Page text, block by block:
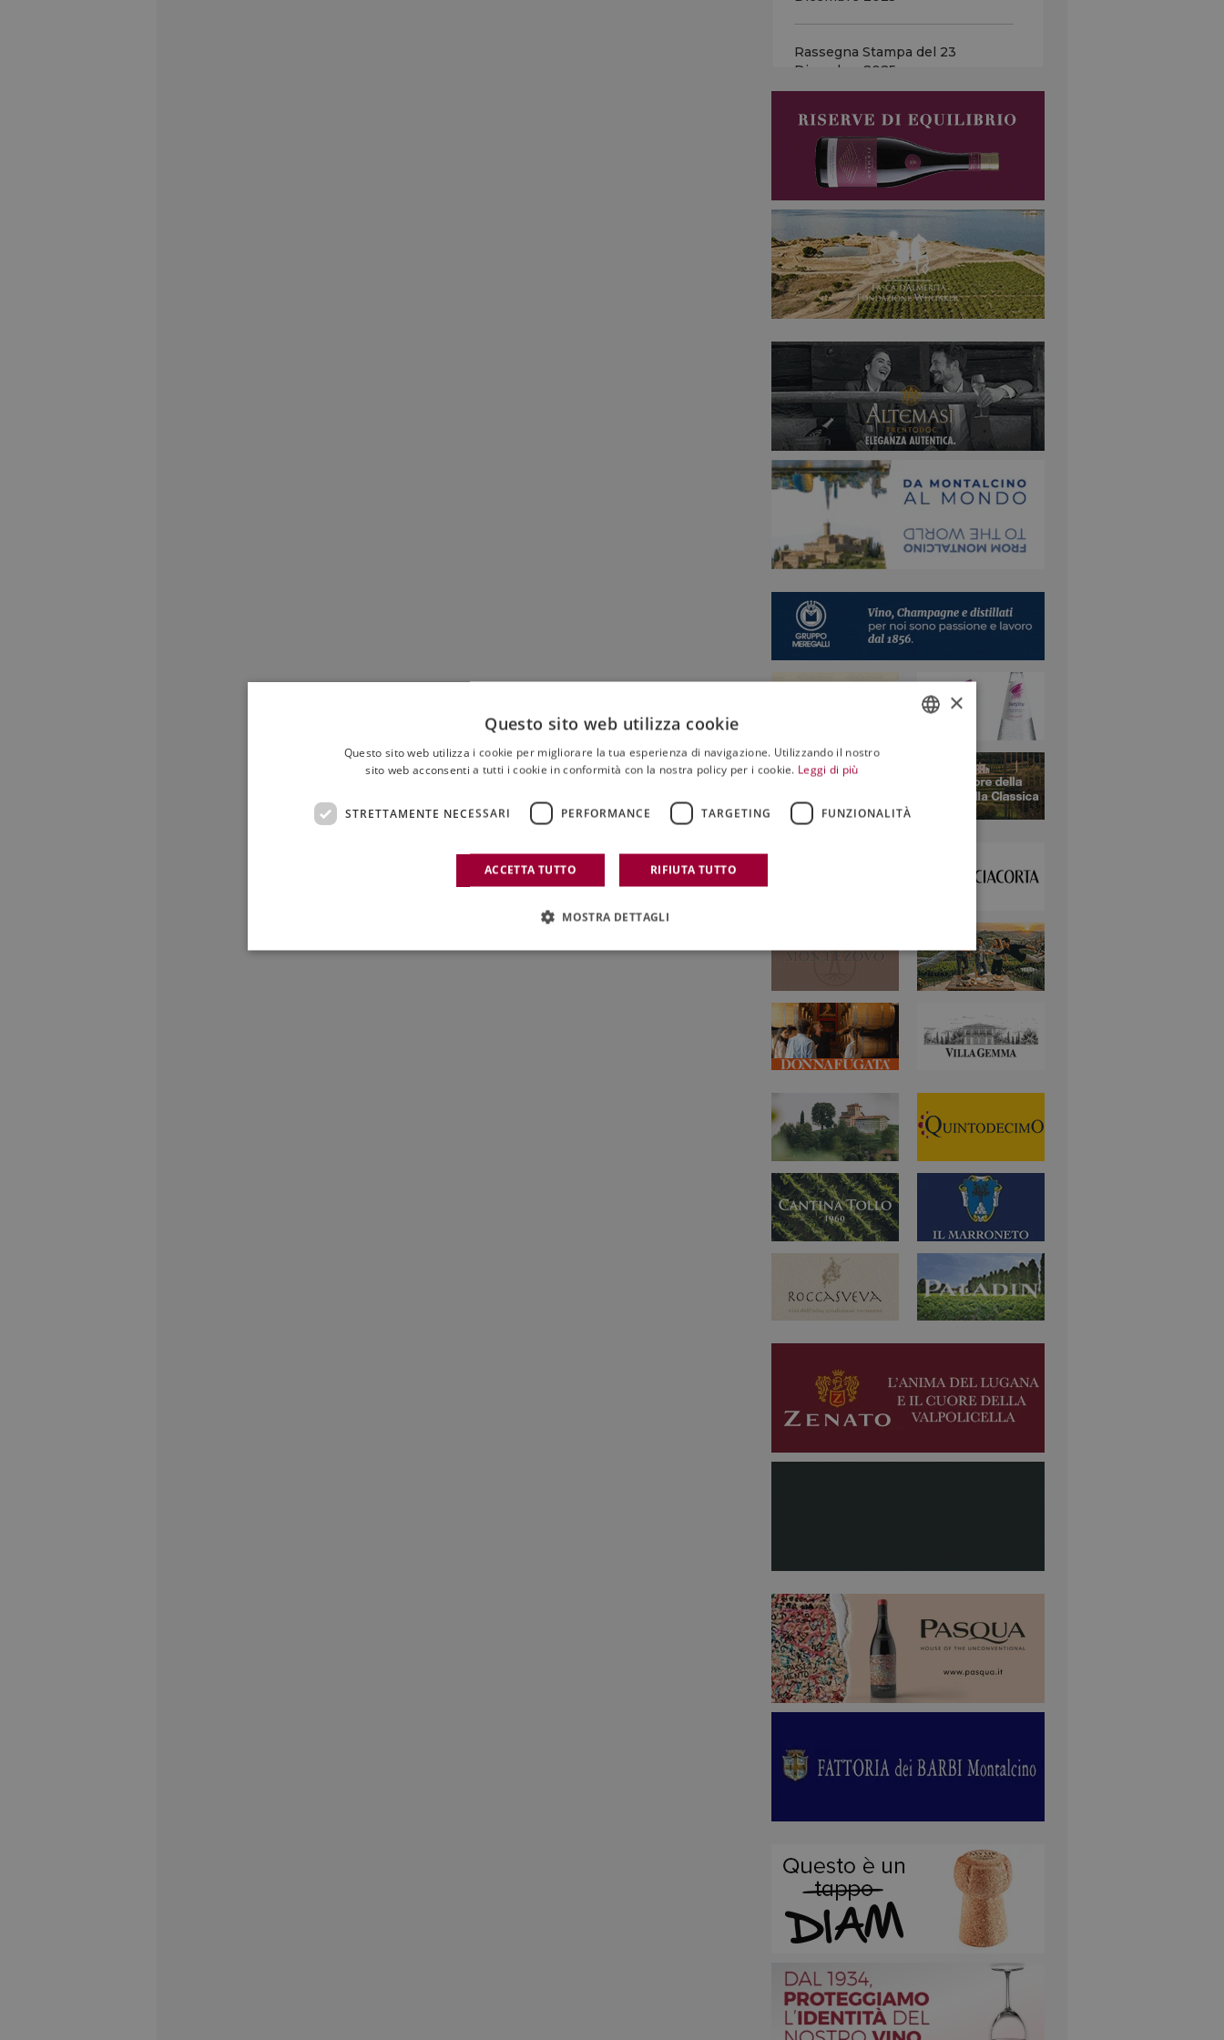
ottobre. Il ministro...
vendite … L’obiettivo è
coinvolgere gli importatori
americani a condividere i nuovi...
Vino negli Usa, i rincari dal 2026
... Romani (Argea): a luglio ordini
ok. Dealcolati in crescita...Non ci
sono stati finora aumenti di
prezzo del vino...
L’attrazione (invisibile) che guida
la scelta ai calici … Focus sul
neuromarketing, ecco come il
cervello si emoziona nei vini
come nei profumi...Che...
Rassegna Stampa del 23
Dicembre 2025
Rassegna Stampa del 22
Dicembre 2025
×
Questo sito web utilizza cookie
Questo sito web utilizza i cookie per migliorare la tua esperienza di navigazione. Utilizzando il nostro
sito web acconsenti a tutti i cookie in conformità con la nostra policy per i cookie. Leggi di più
STRETTAMENTE NECESSARI PERFORMANCE TARGETING FUNZIONALITÀ
ACCETTA TUTTO RIFIUTA TUTTO
MOSTRA DETTAGLI